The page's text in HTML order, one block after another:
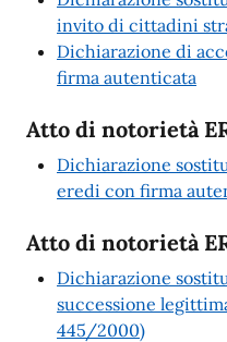
invito di cittadini
Dichiarazione di
firma autenticata
Atto di notorietà
Dichiarazione
eredi con firma
Atto di notorietà
Dichiarazione
successione
445/2000)